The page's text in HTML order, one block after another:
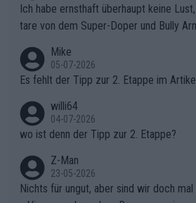
Ich habe ernsthaft überhaupt keine
tare von dem Super-Doper und Bully
r die gehört nicht in dieses Medium!
Mike
05-07-2026
Es fehlt der Tipp zur 2. Etappe im
willi64
04-07-2026
wo ist denn der Tipp zur 2. Etappe?
Z-Man
23-05-2026
Nichts für ungut, aber sind wir doch